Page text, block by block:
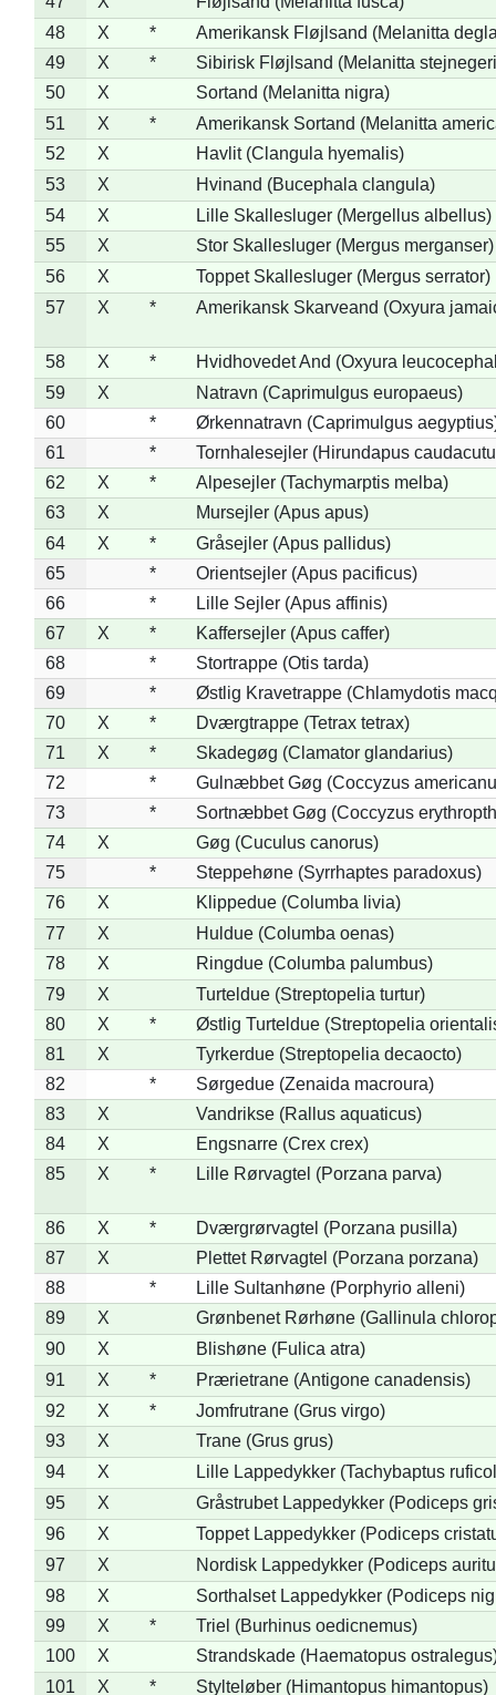
48
X *
Amerikansk Fløjlsand (Melanitta
49
X *
Sibirisk Fløjlsand (Melanitta
50
X
Sortand (Melanitta nigra)
51
X *
Amerikansk Sortand (Melanitta
52
X
Havlit (Clangula hyemalis)
53
X
Hvinand (Bucephala clangula)
54
X
Lille Skallesluger (Mergellus albellus)
55
X
Stor Skallesluger (Mergus merganser)
56
X
Toppet Skallesluger (Mergus serrator)
57
X * Amerikansk Skarveand (Oxyura
58 X *
Hvidhovedet And (Oxyura
59
X
Natravn (Caprimulgus europaeus)
60
*
Ørkennatravn (Caprimulgus
61
*
Tornhalesejler (Hirundapus
62
X *
Alpesejler (Tachymarptis melba)
63
X
Mursejler (Apus apus)
64
X *
Gråsejler (Apus pallidus)
65
*
Orientsejler (Apus pacificus)
66
*
Lille Sejler (Apus affinis)
67
X *
Kaffersejler (Apus caffer)
68
*
Stortrappe (Otis tarda)
69
*
Østlig Kravetrappe (Chlamydotis
70
X *
Dværgtrappe (Tetrax tetrax)
71
X *
Skadegøg (Clamator glandarius)
72
*
Gulnæbbet Gøg (Coccyzus
73
*
Sortnæbbet Gøg (Coccyzus
74
X
Gøg (Cuculus canorus)
75
*
Steppehøne (Syrrhaptes paradoxus)
76
X
Klippedue (Columba livia)
77
X
Huldue (Columba oenas)
78
X
Ringdue (Columba palumbus)
79
X
Turteldue (Streptopelia turtur)
80
X *
Østlig Turteldue (Streptopelia
81
X
Tyrkerdue (Streptopelia decaocto)
82
*
Sørgedue (Zenaida macroura)
83
X
Vandrikse (Rallus aquaticus)
84
X
Engsnarre (Crex crex)
85
X * Lille Rørvagtel (Porzana parva)
86 X *
Dværgrørvagtel (Porzana pusilla)
87
X
Plettet Rørvagtel (Porzana porzana)
88
*
Lille Sultanhøne (Porphyrio alleni)
89
X
Grønbenet Rørhøne (Gallinula
90
X
Blishøne (Fulica atra)
91
X *
Prærietrane (Antigone canadensis)
92
X *
Jomfrutrane (Grus virgo)
93
X
Trane (Grus grus)
94
X
Lille Lappedykker (Tachybaptus
95
X
Gråstrubet Lappedykker (Podiceps
96
X
Toppet Lappedykker (Podiceps
97
X
Nordisk Lappedykker (Podiceps
98
X
Sorthalset Lappedykker (Podiceps
99
X *
Triel (Burhinus oedicnemus)
100
X
Strandskade (Haematopus
101
X * Stylteløber (Himantopus himantopus)